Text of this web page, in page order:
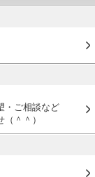
・ご相談など
＾＾）